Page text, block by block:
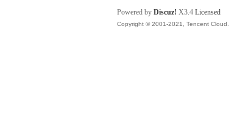
Powered by Discuz! X3.4 Licensed
Copyright © 2001-2021, Tencent Cloud.